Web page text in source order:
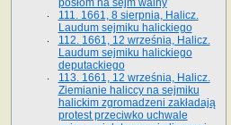
posłom na sejm walny
111. 1661, 8 sierpnia, Halicz.
Laudum sejmiku halickiego
112. 1661, 12 września, Halicz.
Laudum sejmiku halickiego
deputackiego
113. 1661, 12 września, Halicz.
Ziemianie haliccy na sejmiku
halickim zgromadzeni zakładają
protest przeciwko uchwale